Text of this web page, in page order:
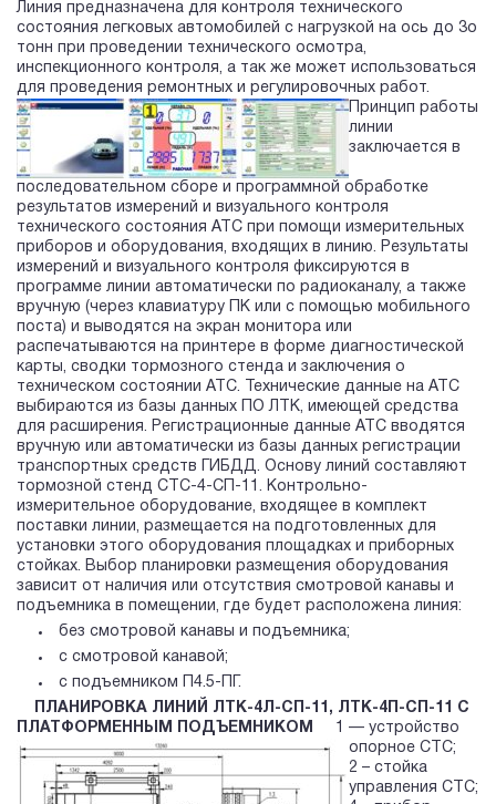
Линия предназначена для контроля технического
состояния легковых автомобилей с нагрузкой на ось до 3о
тонн при проведении технического осмотра,
инспекционного контроля, а так же может использоваться
для проведения ремонтных и регулировочных работ.
Принцип работы
линии
заключается в
последовательном сборе и программной обработке
результатов измерений и визуального контроля
технического состояния АТС при помощи измерительных
приборов и оборудования, входящих в линию. Результаты
измерений и визуального контроля фиксируются в
программе линии автоматически по радиоканалу, а также
вручную (через клавиатуру ПК или с помощью мобильного
поста) и выводятся на экран монитора или
распечатываются на принтере в форме диагностической
карты, сводки тормозного стенда и заключения о
техническом состоянии АТС. Технические данные на АТС
выбираются из базы данных ПО ЛТК, имеющей средства
для расширения. Регистрационные данные АТС вводятся
вручную или автоматически из базы данных регистрации
транспортных средств ГИБДД. Основу линий составляют
тормозной стенд CТС-4-СП-11. Контрольно-
измерительное оборудование, входящее в комплект
поставки линии, размещается на подготовленных для
установки этого оборудования площадках и приборных
стойках. Выбор планировки размещения оборудования
зависит от наличия или отсутствия смотровой канавы и
подъемника в помещении, где будет расположена линия:
без смотровой канавы и подъемника;
с смотровой канавой;
с подъемником П4.5-ПГ.
ПЛАНИРОВКА ЛИНИЙ ЛТК-4Л-СП-11, ЛТК-4П-СП-11 С
ПЛАТФОРМЕННЫМ ПОДЪЕМНИКОМ
1 — устройство
опорное СТС;
2 – стойка
управления СТС;